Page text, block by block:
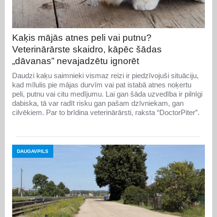
Kaķis mājās atnes peli vai putnu?
Veterinārārste skaidro, kāpēc šādas
„dāvanas” nevajadzētu ignorēt
Daudzi kaķu saimnieki vismaz reizi ir piedzīvojuši situāciju,
kad mīlulis pie mājas durvīm vai pat istabā atnes noķertu
peli, putnu vai citu medījumu. Lai gan šāda uzvedība ir pilnīgi
dabiska, tā var radīt risku gan pašam dzīvniekam, gan
cilvēkiem. Par to brīdina veterinārārsti, raksta “DoctorPiter”.
DAUGAVPILS